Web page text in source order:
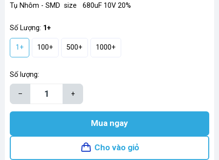
Tụ Nhôm - SMD size 680uF 10V 20%
Số Lượng: 1+
1+ 100+ 500+ 1000+
Số lượng:
– +
Mua ngay
Cho vào giỏ